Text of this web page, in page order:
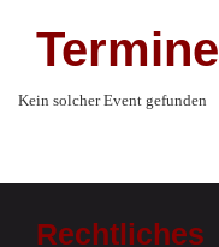
Termine
Kein solcher Event gefunden
Rechtliches